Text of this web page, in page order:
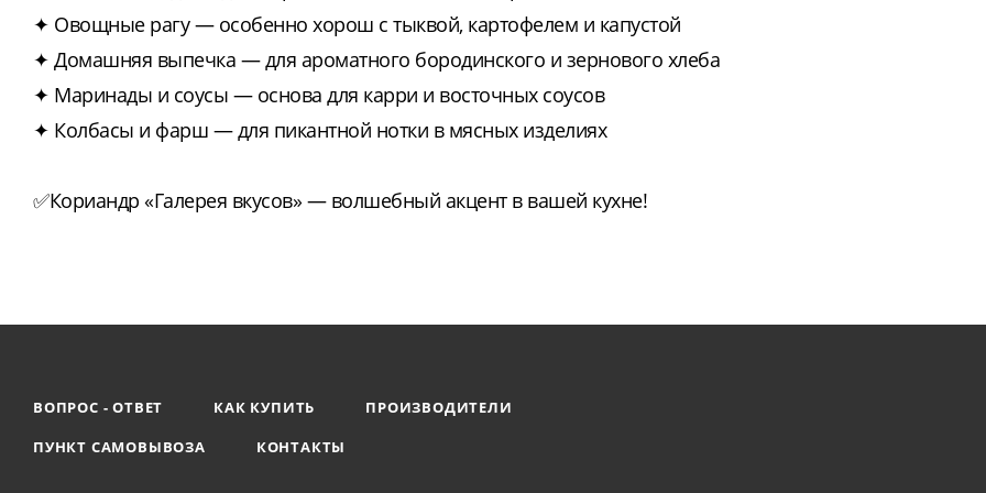
✦ Овощные рагу — особенно хорош с тыквой, картофелем и капустой
✦ Домашняя выпечка — для ароматного бородинского и зернового хлеба
✦ Маринады и соусы — основа для карри и восточных соусов
✦ Колбасы и фарш — для пикантной нотки в мясных изделиях
✅Кориандр «Галерея вкусов» — волшебный акцент в вашей кухне!
ВОПРОС - ОТВЕТ КАК КУПИТЬ
ПРОИЗВОДИТЕЛИ
ПУНКТ САМОВЫВОЗА
КОНТАКТЫ